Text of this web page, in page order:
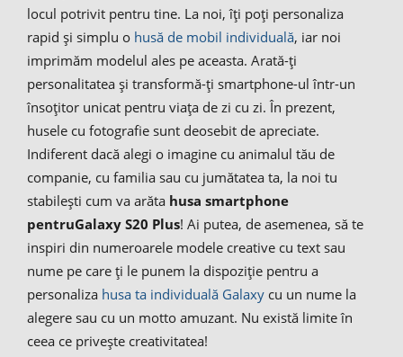
locul potrivit pentru tine. La noi, îți poți personaliza
rapid și simplu o husă de mobil individuală, iar noi
imprimăm modelul ales pe aceasta. Arată-ți
personalitatea și transformă-ți smartphone-ul într-un
însoțitor unicat pentru viața de zi cu zi. În prezent,
husele cu fotografie sunt deosebit de apreciate.
Indiferent dacă alegi o imagine cu animalul tău de
companie, cu familia sau cu jumătatea ta, la noi tu
stabilești cum va arăta husa smartphone
pentruGalaxy S20 Plus! Ai putea, de asemenea, să te
inspiri din numeroarele modele creative cu text sau
nume pe care ți le punem la dispoziție pentru a
personaliza husa ta individuală Galaxy cu un nume la
alegere sau cu un motto amuzant. Nu există limite în
ceea ce privește creativitatea!